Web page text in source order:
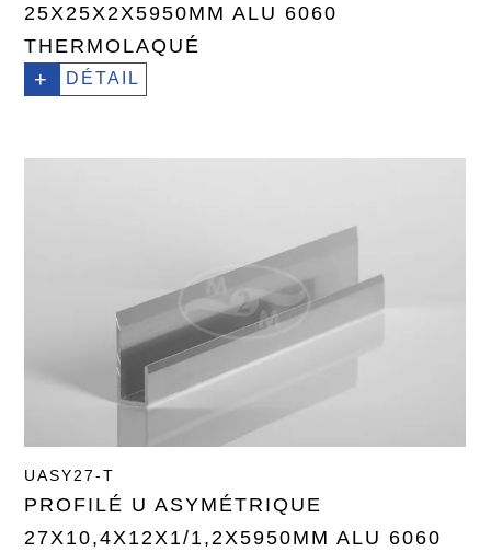
25X25X2X5950MM ALU 6060
THERMOLAQUÉ
+ DÉTAIL
UASY27-T
PROFILÉ U ASYMÉTRIQUE
27X10,4X12X1/1,2X5950MM ALU 6060